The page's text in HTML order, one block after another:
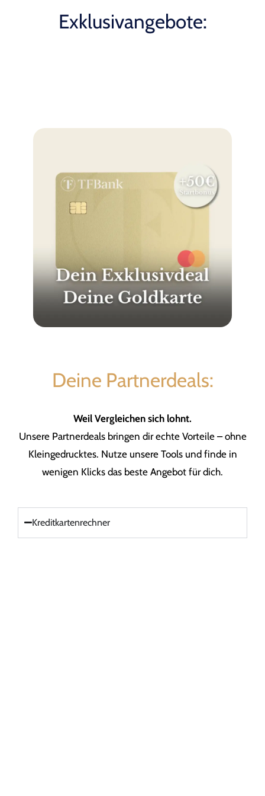
Exklusivangebote:
Deine Partnerdeals:
Weil Vergleichen sich lohnt.
Unsere Partnerdeals bringen dir echte Vorteile – ohne
Kleingedrucktes. Nutze unsere Tools und finde in
wenigen Klicks das beste Angebot für dich.
Kreditkartenrechner